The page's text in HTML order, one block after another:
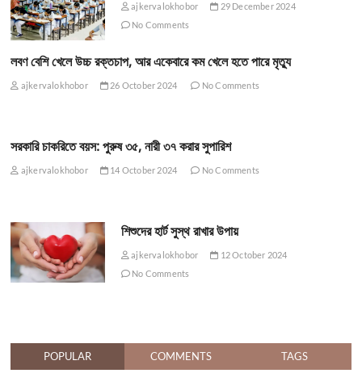
ajkervalokhobor
29 December 2024
No Comments
লবণ বেশি খেলে উচ্চ রক্তচাপ, আর একেবারে কম খেলে হতে পারে মৃত্যু
ajkervalokhobor 26 October 2024 No Comments
সরকারি চাকরিতে বয়স: পুরুষ ৩৫, নারী ৩৭ করার সুপারিশ
ajkervalokhobor 14 October 2024 No Comments
শিশুদের হার্ট সুস্থ রাখার উপায়
ajkervalokhobor
12 October 2024
No Comments
POPULAR COMMENTS TAGS